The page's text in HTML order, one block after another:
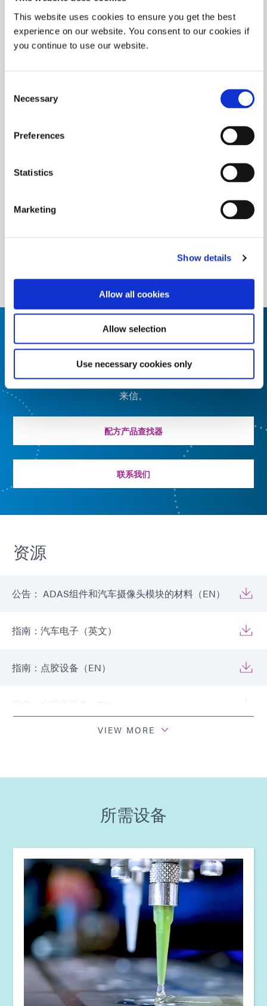
This website uses cookies to ensure you get the best
experience on our website. You consent to our cookies if
you continue to use our website.
Selection
Necessary
Preferences
Statistics
Marketing
Show details
Allow all cookies
Allow selection
Use necessary cookies only
复杂的电路几何形状提供最佳覆盖，并最大限度地减少精
密引线键合上的应力。
Americas
Asia
9-20558-REV-A
合。该材料在暴露于UV/可见光时固化，并具有二次热固
化能力。UL 94 可燃性 V-0 等级。
Asia
9906-AA
需要帮助，请使用产品查找器
使用我们的配方产品查找器来帮助您找到合适的材料。有
兴趣了解更多信息或有疑问？请联系我们，我们期待您的
来信。
配方产品查找器
联系我们
资源
公告： ADAS组件和汽车摄像头模块的材料（EN）
指南：汽车电子（英文）
指南：点胶设备（EN）
指南：光固化设备（EN）
指南：汽车电子（欧洲|EN）
指南：点胶设备（亚洲|EN）
指南：光固化设备（欧洲|EN）
指南：点胶设备（欧洲|EN）
指南：光固化设备（亚洲|EN）
VIEW MORE
所需设备